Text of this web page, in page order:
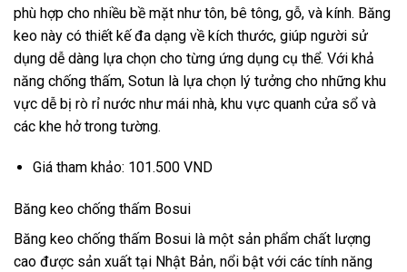
phù hợp cho nhiều bề mặt như tôn, bê tông, gỗ, và kính. Băng
keo này có thiết kế đa dạng về kích thước, giúp người sử
dụng dễ dàng lựa chọn cho từng ứng dụng cụ thể. Với khả
năng chống thấm, Sotun là lựa chọn lý tưởng cho những khu
vực dễ bị rò rỉ nước như mái nhà, khu vực quanh cửa sổ và
các khe hở trong tường.
Giá tham khảo: 101.500 VND
Băng keo chống thấm Bosui
Băng keo chống thấm Bosui là một sản phẩm chất lượng
cao được sản xuất tại Nhật Bản, nổi bật với các tính năng